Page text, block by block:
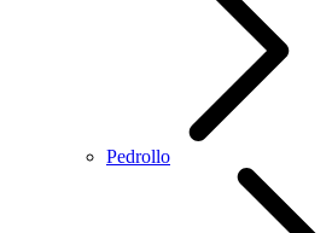
Pedrollo